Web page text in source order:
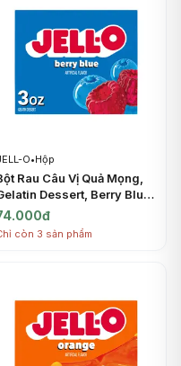
O•Hộp
Rau Câu Vị Quả Mọng,
Dessert, Berry Blue,
oz (85g) - JELL-O
còn 3 sản phẩm